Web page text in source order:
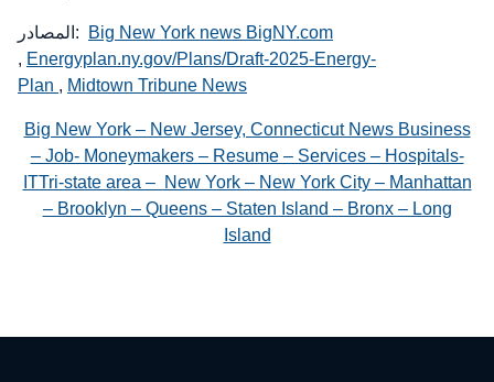
المصادر:
Big New York news BigNY.com
, Energyplan.ny.gov/Plans/Draft-2025-Energy-
Plan , Midtown Tribune News
Big New York – New Jersey, Connecticut News Business
– Job- Moneymakers – Resume – Services – Hospitals-
ITTri-state area – New York – New York City – Manhattan
– Brooklyn – Queens – Staten Island – Bronx – Long
Island